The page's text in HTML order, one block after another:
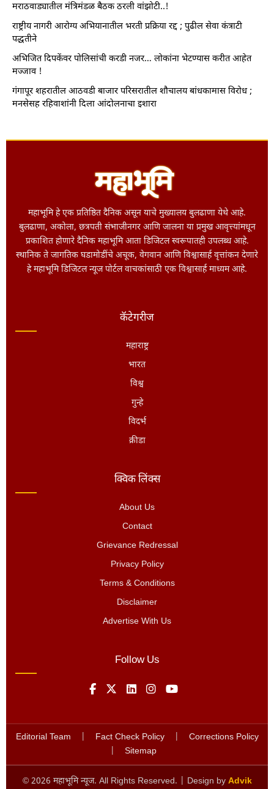
मराठवाड्यातील मंत्रिमंडळ बैठक ठरली वांझोटी..!
राष्ट्रीय नागरी आरोग्य अभियानातील भरती प्रक्रिया रद्द ; पुढील सेवा कंत्राटी
पद्धतीने
अभिजित दिपकेंवर पोलिसांची करडी नजर… लोकांना भेटण्यास करीत आहेत
मज्जाव !
गंगापूर शहरातील आठवडी बाजार परिसरातील शौचालय बांधकामास विरोध ;
मनसेसह रहिवाशांनी दिला आंदोलनाचा इशारा
महाभूमि हे एक प्रतिष्ठित दैनिक असून याचे मुख्यालय बुलढाणा येथे आहे.
बुलढाणा, अकोला, छत्रपती संभाजीनगर आणि जालना या प्रमुख आवृत्त्यांमधून
प्रकाशित होणारे दैनिक महाभूमि आता डिजिटल स्वरूपातही उपलब्ध आहे.
स्थानिक ते जागतिक घडामोडींचे अचूक, वेगवान आणि विश्वासार्ह वृत्तांकन देणारे
हे महाभूमि डिजिटल न्यूज पोर्टल वाचकांसाठी एक विश्वासार्ह माध्यम आहे.
कॅटेगरीज
महाराष्ट्र
भारत
विश्व
गुन्हे
विदर्भ
क्रीडा
क्विक लिंक्स
About Us
Contact
Grievance Redressal
Privacy Policy
Terms & Conditions
Disclaimer
Advertise With Us
Follow Us
Editorial Team Fact Check Policy
Corrections Policy
Sitemap
© 2026 महाभूमि न्यूज. All Rights Reserved. | Design by Advik